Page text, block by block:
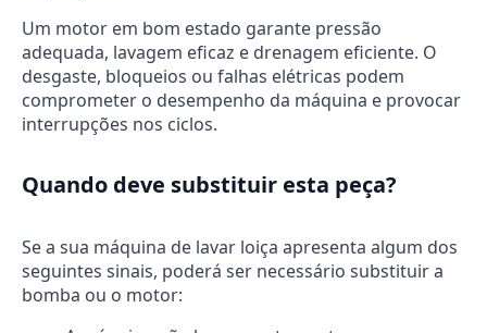
Um motor em bom estado garante pressão
adequada, lavagem eficaz e drenagem eficiente. O
desgaste, bloqueios ou falhas elétricas podem
comprometer o desempenho da máquina e provocar
interrupções nos ciclos.
Quando deve substituir esta peça?
Se a sua máquina de lavar loiça apresenta algum dos
seguintes sinais, poderá ser necessário substituir a
bomba ou o motor: